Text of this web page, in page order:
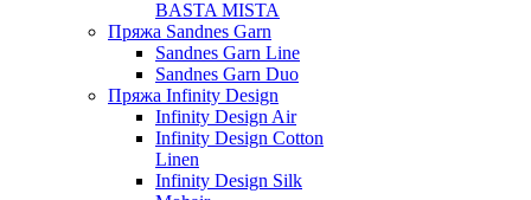
BASTA MISTA
Пряжа Sandnes Garn
Sandnes Garn Line
Sandnes Garn Duo
Пряжа Infinity Design
Infinity Design Air
Infinity Design Cotton
Linen
Infinity Design Silk